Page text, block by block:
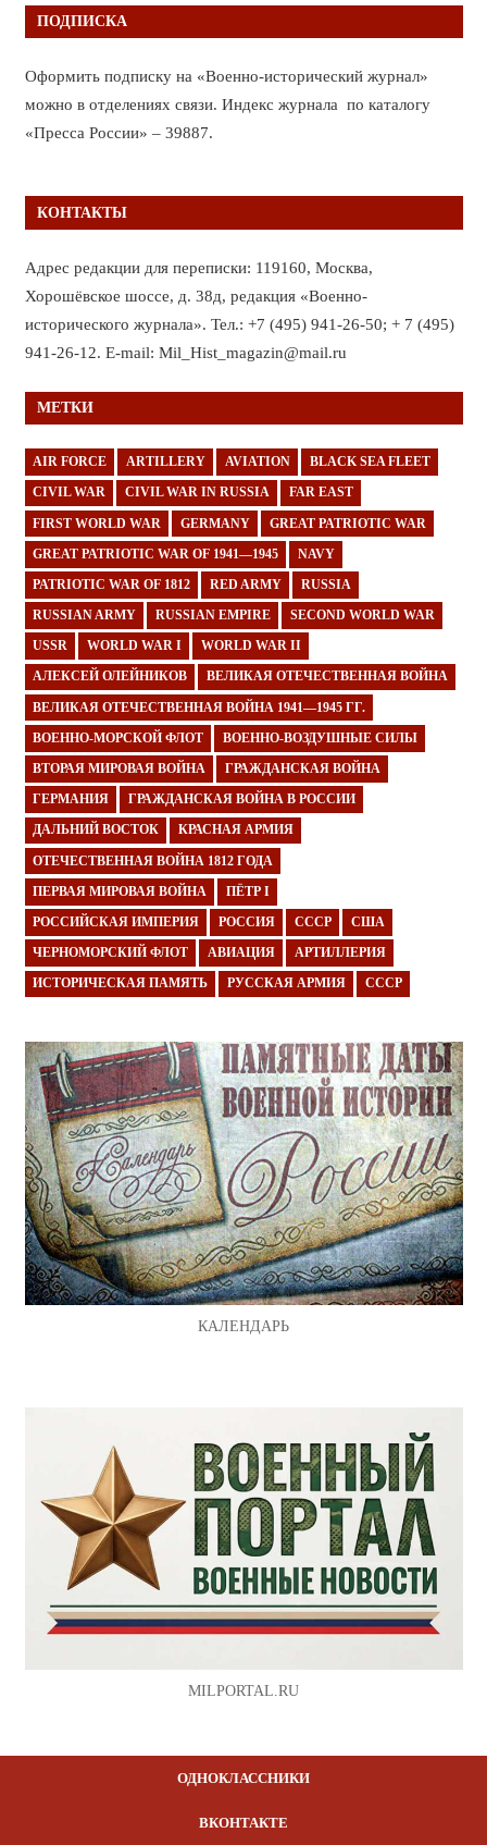
ПОДПИСКА
Оформить подписку на «Военно-исторический журнал»
можно в отделениях связи. Индекс журнала по каталогу
«Пресса России» – 39887.
КОНТАКТЫ
Адрес редакции для переписки: 119160, Москва,
Хорошёвское шоссе, д. 38д, редакция «Военно-
исторического журнала». Тел.: +7 (495) 941-26-50; + 7 (495)
941-26-12. E-mail: Mil_Hist_magazin@mail.ru
МЕТКИ
AIR FORCE ARTILLERY AVIATION BLACK SEA FLEET
CIVIL WAR CIVIL WAR IN RUSSIA FAR EAST
FIRST WORLD WAR GERMANY GREAT PATRIOTIC WAR
GREAT PATRIOTIC WAR OF 1941—1945 NAVY
PATRIOTIC WAR OF 1812 RED ARMY RUSSIA
RUSSIAN ARMY RUSSIAN EMPIRE SECOND WORLD WAR
USSR WORLD WAR I WORLD WAR II
АЛЕКСЕЙ ОЛЕЙНИКОВ ВЕЛИКАЯ ОТЕЧЕСТВЕННАЯ ВОЙНА
ВЕЛИКАЯ ОТЕЧЕСТВЕННАЯ ВОЙНА 1941—1945 ГГ.
ВОЕННО-МОРСКОЙ ФЛОТ ВОЕННО-ВОЗДУШНЫЕ СИЛЫ
ВТОРАЯ МИРОВАЯ ВОЙНА ГРАЖДАНСКАЯ ВОЙНА
ГЕРМАНИЯ ГРАЖДАНСКАЯ ВОЙНА В РОССИИ
ДАЛЬНИЙ ВОСТОК КРАСНАЯ АРМИЯ
ОТЕЧЕСТВЕННАЯ ВОЙНА 1812 ГОДА
ПЕРВАЯ МИРОВАЯ ВОЙНА ПЁТР I
РОССИЙСКАЯ ИМПЕРИЯ РОССИЯ СССР США
ЧЕРНОМОРСКИЙ ФЛОТ АВИАЦИЯ АРТИЛЛЕРИЯ
ИСТОРИЧЕСКАЯ ПАМЯТЬ РУССКАЯ АРМИЯ СССР
КАЛЕНДАРЬ
MILPORTAL.RU
ОДНОКЛАССНИКИ
ВКОНТАКТЕ